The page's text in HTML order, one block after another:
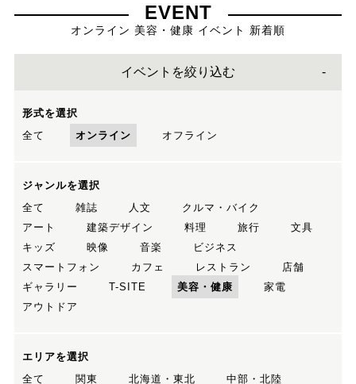
EVENT
オンライン 美容・健康 イベント 新着順
イベントを絞り込む
形式を選択
全て
オンライン オフライン
ジャンルを選択
全て
雑誌 人文
クルマ・バイク
アート
建築デザイン 料理 旅行
文具
キッズ
映像 音楽
ビジネス
スマートフォン
カフェ レストラン
店舗
ギャラリー
T-SITE 美容・健康
家電
アウトドア
エリアを選択
全て
関東 北海道・東北
中部・北陸